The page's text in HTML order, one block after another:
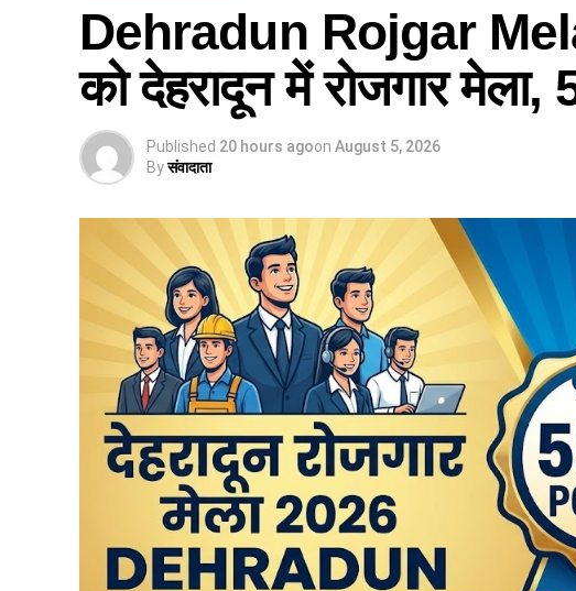
Dehradun Rojgar
को देहरादून में रोजगार
Published 20 hours agoon August 5, 2026
Byसंवादाता